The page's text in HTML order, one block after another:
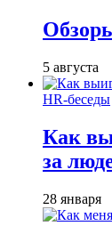
5 августа
HR-беседы
Как
за
28 января